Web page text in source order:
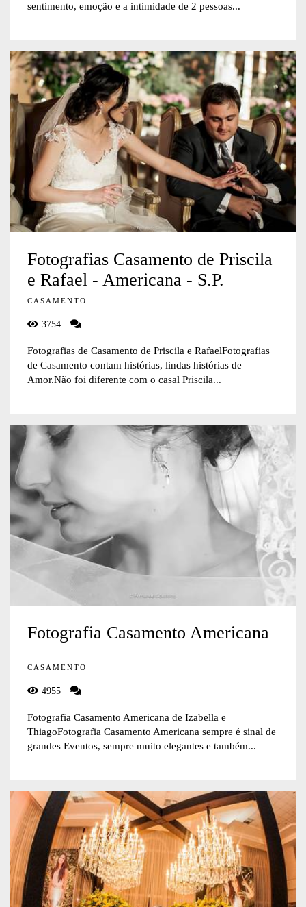
sentimento, emoção e a intimidade de 2 pessoas...
Fotografias Casamento de Priscila
e Rafael - Americana - S.P.
CASAMENTO
3754
Fotografias de Casamento de Priscila e RafaelFotografias
de Casamento contam histórias, lindas histórias de
Amor.Não foi diferente com o casal Priscila...
Fotografia Casamento Americana
CASAMENTO
4955
Fotografia Casamento Americana de Izabella e
ThiagoFotografia Casamento Americana sempre é sinal de
grandes Eventos, sempre muito elegantes e também...